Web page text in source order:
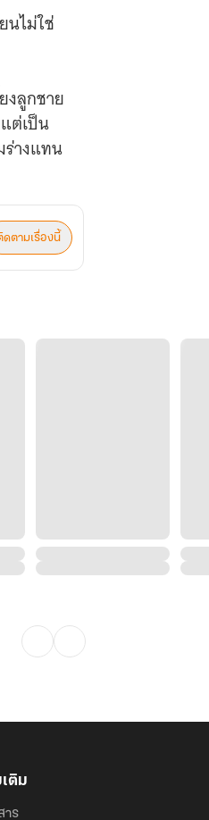
นไม่ใช่
งลูกชาย
ต่เป็น
ร่างแทน
ออีก อีก
นางเอก
ดตามเรื่องนี้
ติม
าร